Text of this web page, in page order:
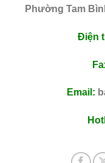
Phường Tam
Điện
Email: